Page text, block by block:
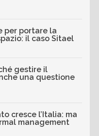
per portare la
il caso Sitael
gestire il
una questione
cresce l’Italia: ma
management